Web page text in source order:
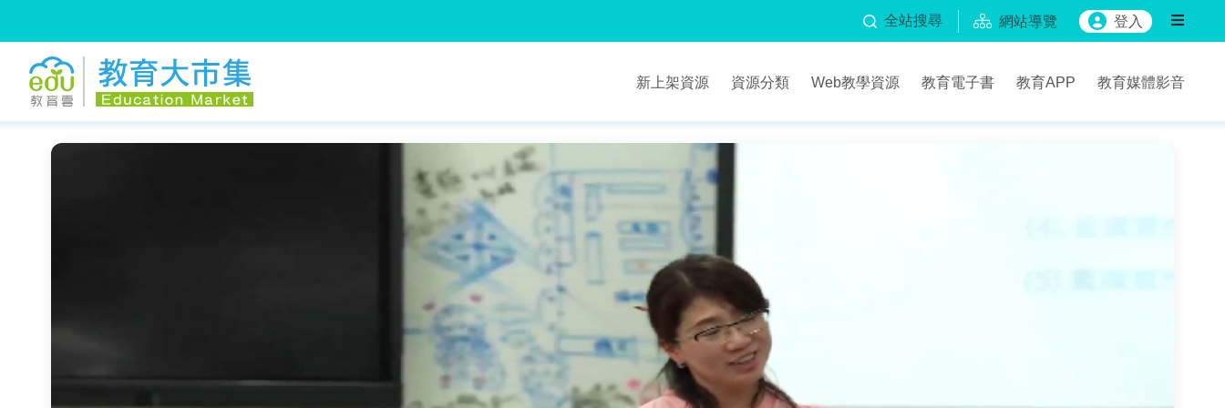
全站搜尋 網站導覽 登入
新上架資源 資源分類 Web教學資源 教育電子書 教育APP 教育媒體影音